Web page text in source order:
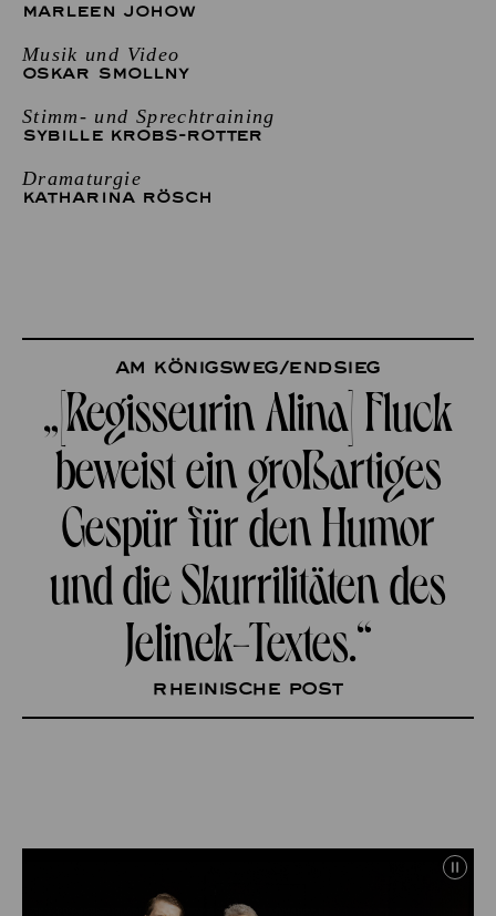
MARLEEN JOHOW
Musik und Video
OSKAR SMOLLNY
Stimm- und Sprechtraining
SYBILLE KROBS-ROTTER
Dramaturgie
KATHARINA RÖSCH
Am Königsweg/Endsieg
„[Regisseurin Alina] Fluck
beweist ein großartiges
Gespür für den Humor
und die Skurrilitäten des
Jelinek-Textes.“
Rheinische Post